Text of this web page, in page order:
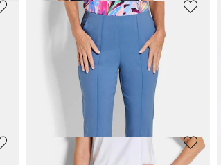
GOLDNER
99,95 €
+ 1